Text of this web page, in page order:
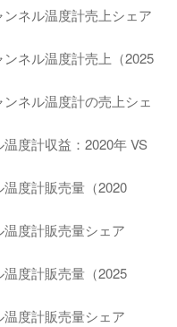
ネル温度計売上シェア
ネル温度計売上（2025
ネル温度計の売上シェ
度計収益：2020年 VS
度計販売量（2020
温度計販売量シェア
度計販売量（2025
温度計販売量シェア